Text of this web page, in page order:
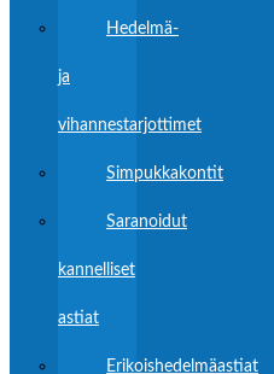
Hedelmä-
ja
vihannestarjottimet
Simpukkakontit
Saranoidut
kannelliset
astiat
Erikoishedelmäastiat